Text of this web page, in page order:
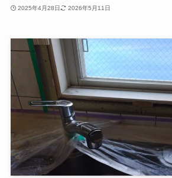
2025年4月28日 2026年5月11日